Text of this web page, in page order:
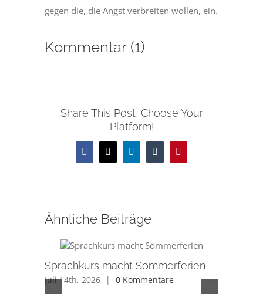
gegen die, die Angst verbreiten wollen, ein.
Kommentar (1)
Share This Post, Choose Your
Platform!
Facebook
X LinkedInTumblrPinterest
Ähnliche Beiträge
Sprachkurs macht Sommerferien
Juli 14th, 2026 | 0 Kommentare